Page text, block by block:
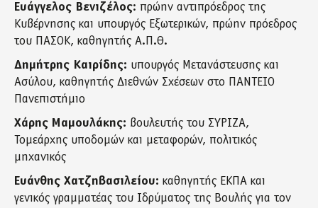
Ευάγγελος Βενιζέλος: πρώην αντιπρόεδρος της
Κυβέρνησης και υπουργός Εξωτερικών, πρώην πρόεδρος
του ΠΑΣΟΚ, καθηγητής Α.Π.Θ.
Δημήτρης Καιρίδης: υπουργός Μετανάστευσης και
Ασύλου, καθηγητής Διεθνών Σχέσεων στο ΠΑΝΤΕΙΟ
Πανεπιστήμιο
Χάρης Μαμουλάκης: βουλευτής του ΣΥΡΙΖΑ,
Τομεάρχης υποδομών και μεταφορών, πολιτικός
μηχανικός
Ευάνθης Χατζηβασιλείου: καθηγητής ΕΚΠΑ και
γενικός γραμματέας του Ιδρύματος της Βουλής για τον